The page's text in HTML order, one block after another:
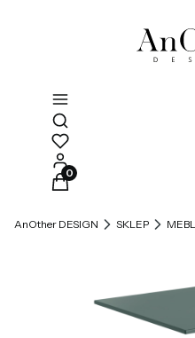
Otwórz wyszukiwarkę
Produkty w koszyku: 0.
AnOther DESIGN SKLEP